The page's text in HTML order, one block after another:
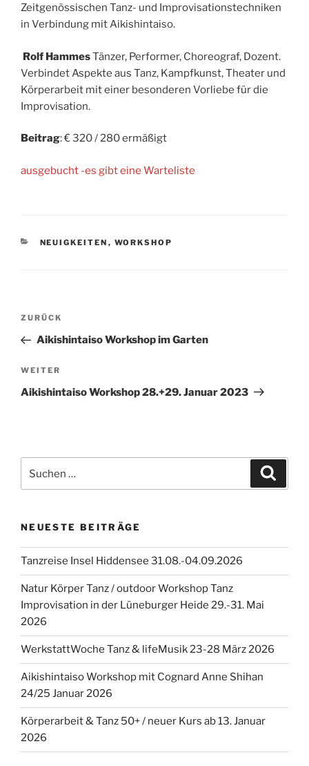
Zeitgenössischen Tanz- und Improvisationstechniken
in Verbindung mit Aikishintaiso.
Rolf HammesTänzer, Performer, Choreograf, Dozent.
Verbindet Aspekte aus Tanz, Kampfkunst, Theater und
Körperarbeit mit einer besonderen Vorliebe für die
Improvisation.
Beitrag: € 320 / 280 ermäßigt
ausgebucht -es gibt eine Warteliste
KATEGORIEN
NEUIGKEITEN , WORKSHOP
Beitragsnavigation
Vorheriger
Beitrag
ZURÜCK
Aikishintaiso Workshop im Garten
Nächster
Beitrag
WEITER
Aikishintaiso Workshop 28.+29. Januar 2023
nach:
NEUESTE BEITRÄGE
Tanzreise Insel Hiddensee 31.08.-04.09.2026
Natur Körper Tanz / outdoor Workshop Tanz
Improvisation in der Lüneburger Heide 29.-31. Mai
2026
WerkstattWoche Tanz & lifeMusik 23-28 März 2026
Aikishintaiso Workshop mit Cognard Anne Shihan
24/25 Januar 2026
Körperarbeit & Tanz 50+ / neuer Kurs ab 13. Januar
2026